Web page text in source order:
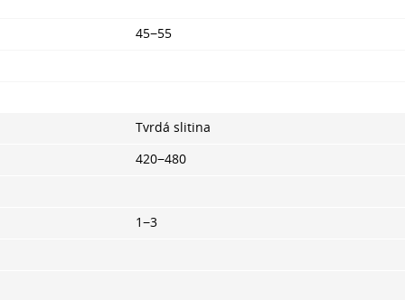
45−55
Tvrdá slitina
420−480
1−3